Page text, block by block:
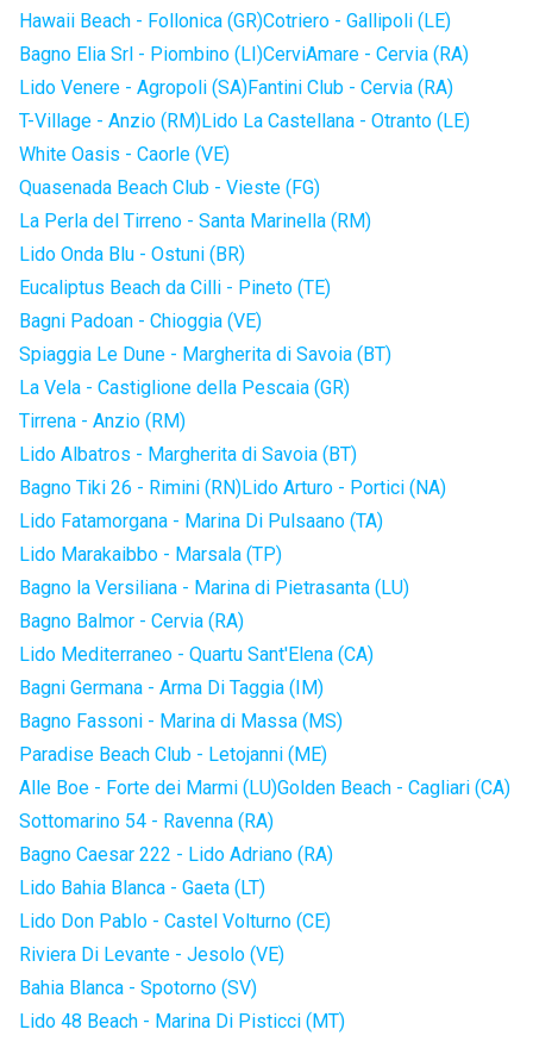
Hawaii Beach - Follonica (GR)Cotriero - Gallipoli (LE)
Bagno Elia Srl - Piombino (LI)CerviAmare - Cervia (RA)
Lido Venere - Agropoli (SA)Fantini Club - Cervia (RA)
T-Village - Anzio (RM)Lido La Castellana - Otranto (LE)
White Oasis - Caorle (VE)
Quasenada Beach Club - Vieste (FG)
La Perla del Tirreno - Santa Marinella (RM)
Lido Onda Blu - Ostuni (BR)
Eucaliptus Beach da Cilli - Pineto (TE)
Bagni Padoan - Chioggia (VE)
Spiaggia Le Dune - Margherita di Savoia (BT)
La Vela - Castiglione della Pescaia (GR)
Tirrena - Anzio (RM)
Lido Albatros - Margherita di Savoia (BT)
Bagno Tiki 26 - Rimini (RN)Lido Arturo - Portici (NA)
Lido Fatamorgana - Marina Di Pulsaano (TA)
Lido Marakaibbo - Marsala (TP)
Bagno la Versiliana - Marina di Pietrasanta (LU)
Bagno Balmor - Cervia (RA)
Lido Mediterraneo - Quartu Sant'Elena (CA)
Bagni Germana - Arma Di Taggia (IM)
Bagno Fassoni - Marina di Massa (MS)
Paradise Beach Club - Letojanni (ME)
Alle Boe - Forte dei Marmi (LU)Golden Beach - Cagliari (CA)
Sottomarino 54 - Ravenna (RA)
Bagno Caesar 222 - Lido Adriano (RA)
Lido Bahia Blanca - Gaeta (LT)
Lido Don Pablo - Castel Volturno (CE)
Riviera Di Levante - Jesolo (VE)
Bahia Blanca - Spotorno (SV)
Lido 48 Beach - Marina Di Pisticci (MT)